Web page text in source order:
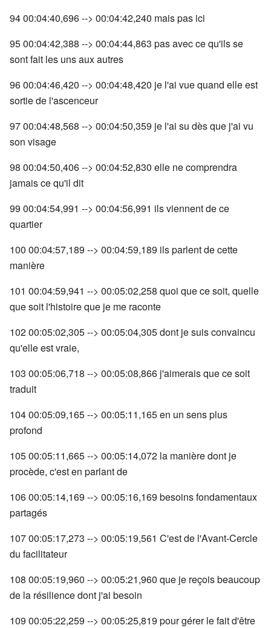
94 00:04:40,696 --> 00:04:42,240 mais pas ici
95 00:04:42,388 --> 00:04:44,863 pas avec ce qu'ils se
sont fait les uns aux autres
96 00:04:46,420 --> 00:04:48,420 je l'ai vue quand elle est
sortie de l'ascenceur
97 00:04:48,568 --> 00:04:50,359 je l'ai su dès que j'ai vu
son visage
98 00:04:50,406 --> 00:04:52,830 elle ne comprendra
jamais ce qu'il dit
99 00:04:54,991 --> 00:04:56,991 ils viennent de ce
quartier
100 00:04:57,189 --> 00:04:59,189 ils parlent de cette
manière
101 00:04:59,941 --> 00:05:02,258 quoi que ce soit, quelle
que soit l'histoire que je me raconte
102 00:05:02,305 --> 00:05:04,305 dont je suis convaincu
qu'elle est vraie,
103 00:05:06,718 --> 00:05:08,866 j'aimerais que ce soit
traduit
104 00:05:09,165 --> 00:05:11,165 en un sens plus
profond
105 00:05:11,665 --> 00:05:14,072 la manière dont je
procède, c'est en parlant de
106 00:05:14,169 --> 00:05:16,169 besoins fondamentaux
partagés
107 00:05:17,273 --> 00:05:19,561 C'est de l'Avant-Cercle
du facilitateur
108 00:05:19,960 --> 00:05:21,960 que je reçois beaucoup
de la résilience dont j'ai besoin
109 00:05:22,259 --> 00:05:25,819 pour gérer le fait d'être